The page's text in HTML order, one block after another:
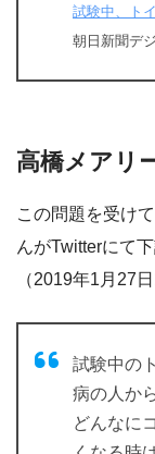
試験中、ト
朝日新聞デ
高橋メアリ
この問題を受け
んがTwitterにて
（2019年1月27日
試験中の
病の人か
どんなに